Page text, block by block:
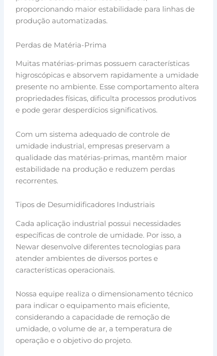
proporcionando maior estabilidade para linhas de
produção automatizadas.
Perdas de Matéria-Prima
Muitas matérias-primas possuem características
higroscópicas e absorvem rapidamente a umidade
presente no ambiente. Esse comportamento altera
propriedades físicas, dificulta processos produtivos
e pode gerar desperdícios significativos.
Com um sistema adequado de controle de
umidade industrial, empresas preservam a
qualidade das matérias-primas, mantêm maior
estabilidade na produção e reduzem perdas
recorrentes.
Tipos de Desumidificadores Industriais
Cada aplicação industrial possui necessidades
específicas de controle de umidade. Por isso, a
Newar desenvolve diferentes tecnologias para
atender ambientes de diversos portes e
características operacionais.
Nossa equipe realiza o dimensionamento técnico
para indicar o equipamento mais eficiente,
considerando a capacidade de remoção de
umidade, o volume de ar, a temperatura de
operação e o objetivo do projeto.